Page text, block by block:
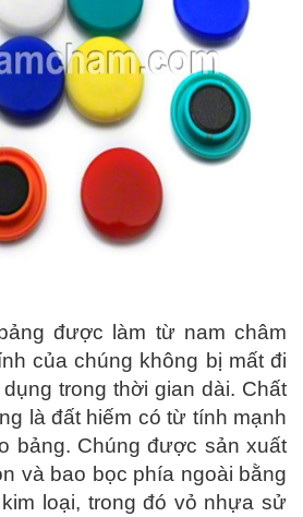
được làm từ nam châm
của chúng không bị mất đi
trong thời gian dài. Chất
là đất hiếm có từ tính mạnh
bảng. Chúng được sản xuất
và bao bọc phía ngoài bằng
loại, trong đó vỏ nhựa sử